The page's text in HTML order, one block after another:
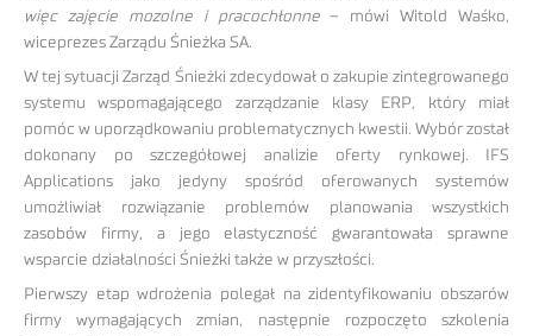
więc zajęcie mozolne i pracochłonne– mówi Witold Waśko,
wiceprezes Zarządu Śnieżka SA.
W tej sytuacji Zarząd Śnieżki zdecydował o zakupie zintegrowanego
systemu wspomagającego zarządzanie klasy ERP, który miał
pomóc w uporządkowaniu problematycznych kwestii. Wybór został
dokonany po szczegółowej analizie oferty rynkowej. IFS
Applications jako jedyny spośród oferowanych systemów
umożliwiał rozwiązanie problemów planowania wszystkich
zasobów firmy, a jego elastyczność gwarantowała sprawne
wsparcie działalności Śnieżki także w przyszłości.
Pierwszy etap wdrożenia polegał na zidentyfikowaniu obszarów
firmy wymagających zmian, następnie rozpoczęto szkolenia